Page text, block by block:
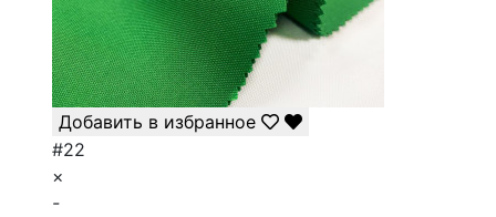
Добавить в избранное
#22
×
-